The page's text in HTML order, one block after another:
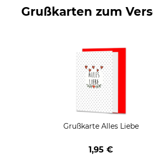
Grußkarten zum
Grußkarte Alles Liebe
1,95 €